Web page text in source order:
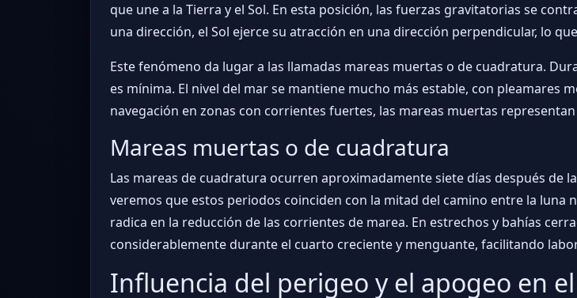
que une a la Tierra y el Sol. En esta posición, las fuerzas gravitatorias se
una dirección, el Sol ejerce su atracción en una dirección perpendicular, lo
Este fenómeno da lugar a las llamadas mareas muertas o de cuadratura.
es mínima. El nivel del mar se mantiene mucho más estable, con pleamares
navegación en zonas con corrientes fuertes, las mareas muertas
Mareas muertas o de cuadratura
Las mareas de cuadratura ocurren aproximadamente siete días después de
veremos que estos periodos coinciden con la mitad del camino entre la luna
radica en la reducción de las corrientes de marea. En estrechos y bahías
considerablemente durante el cuarto creciente y menguante, facilitando
Influencia del perigeo y el apogeo en